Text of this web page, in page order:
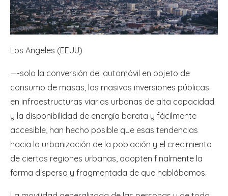
Los Angeles (EEUU)
—-solo la conversión del automóvil en objeto de
consumo de masas, las masivas inversiones públicas
en infraestructuras viarias urbanas de alta capacidad
y la disponibilidad de energía barata y fácilmente
accesible, han hecho posible que esas tendencias
hacia la urbanización de la población y el crecimiento
de ciertas regiones urbanas, adopten finalmente la
forma dispersa y fragmentada de que hablábamos.